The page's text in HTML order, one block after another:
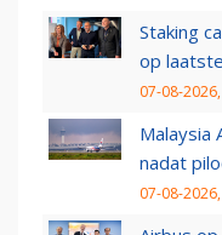
Staking
op
07-08-
Malaysia
nadat
07-08-